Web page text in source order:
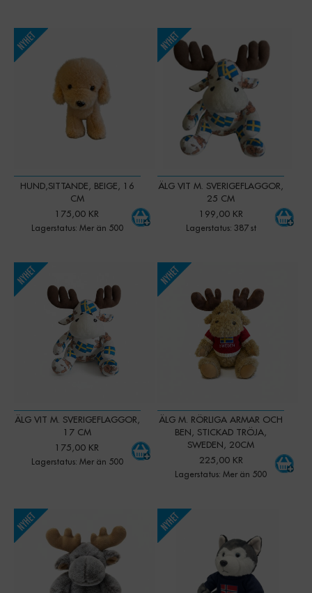
HUND,SITTANDE, BEIGE, 16
CM
175,00 KR
Lagerstatus: Mer än 500
Qty:
ÄLG VIT M. SVERIGEFLAGGOR,
25 CM
199,00 KR
Lagerstatus: 387 st
Qty: -
ÄLG VIT M. SVERIGEFLAGGOR,
17 CM
175,00 KR
Lagerstatus: Mer än 500
Qty:
ÄLG M. RÖRLIGA ARMAR OCH
BEN, STICKAD TRÖJA,
SWEDEN, 20CM
225,00 KR
Lagerstatus: Mer än 500
Qty:
Qty: Qty: